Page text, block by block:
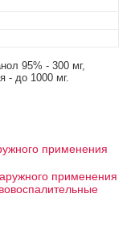
95% - 300 мг,
- до 1000 мг.
применения
применения